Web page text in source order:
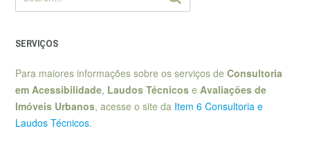
SERVIÇOS
Para maiores informações sobre os serviços de Consultoria
em Acessibilidade, Laudos Técnicos e Avaliações de
Imóveis Urbanos, acesse o site da Item 6 Consultoria e
Laudos Técnicos.